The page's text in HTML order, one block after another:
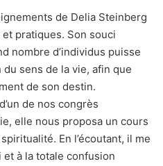
de Delia Steinberg
pratiques. Son souci
nombre d’individus puisse
sens de la vie, afin que
de son destin.
de nos congrès
elle nous proposa un cours
En l’écoutant, il me
et à la totale confusion